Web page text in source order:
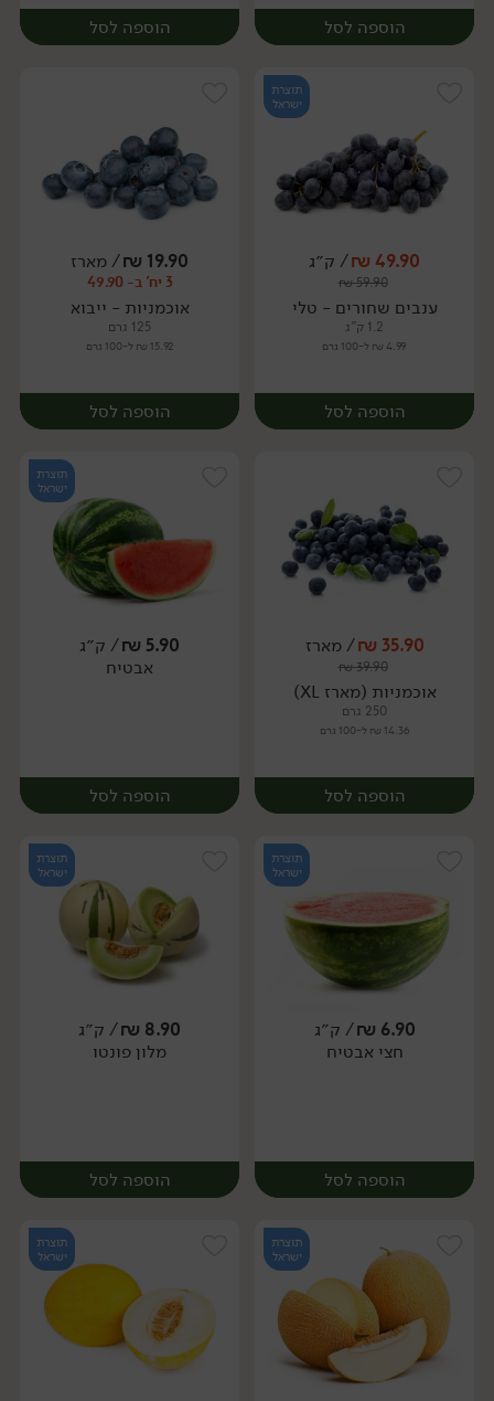
הוספה לסל
יח׳
הוספה לסל
מארז
תוצרת
ישראל
49.90
₪/ ק״ג
59.90
₪
ענבים שחורים - טלי
1.2 ק"ג
4.99 ₪ ל-100 גרם
הוספה לסל
מארז
19.90
₪/ מארז
3 יח' ב- 49.90
אוכמניות - ייבוא
125 גרם
15.92 ₪ ל-100 גרם
הוספה לסל
מארז
35.90
₪/ מארז
39.90
₪
אוכמניות (מארז XL)
250 גרם
14.36 ₪ ל-100 גרם
הוספה לסל
מארז
תוצרת
ישראל
5.90
₪/ ק״ג
אבטיח
הוספה לסל
יח׳
תוצרת
ישראל
6.90
₪/ ק״ג
חצי אבטיח
הוספה לסל
תוצרת
ישראל
8.90
₪/ ק״ג
מלון פונטו
הוספה לסל
תוצרת
ישראל
תוצרת
ישראל